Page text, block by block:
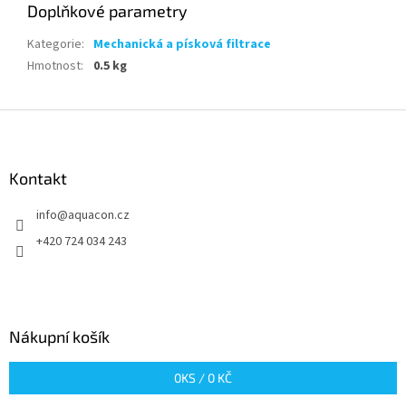
Doplňkové parametry
Kategorie: Mechanická a písková filtrace
Hmotnost: 0.5 kg
Kontakt
info@aquacon.cz
+420 724 034 243
Nákupní košík
0KS / 0 KČ